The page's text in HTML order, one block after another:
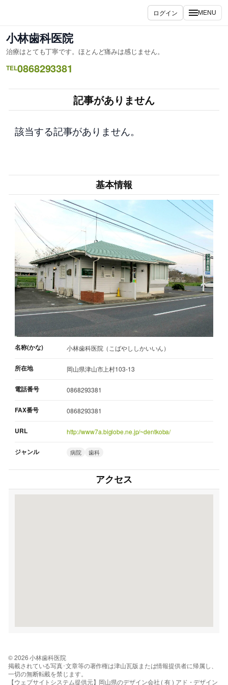
ス
キ
ッ
ログイン MENU
小林歯科医院
治療はとても丁寧です。ほとんど痛みは感じません。
TEL0868293381
記事がありません
該当する記事がありません。
基本情報
名称(かな) 小林歯科医院（こばやししかいいん）
所在地 岡山県津山市上村103-13
電話番号 0868293381
FAX番号 0868293381
URL http://www7a.biglobe.ne.jp/~dentkoba/
ジャンル 病院 歯科
アクセス
© 2026 小林歯科医院
掲載されている写真･文章等の著作権は津山瓦版または情報提供者に帰属し、
一切の無断転載を禁じます。
【ウェブサイトシステム提供元】岡山県のデザイン会社 ( 有 ) アド・デザイン